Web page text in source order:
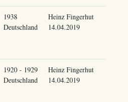
1938
Deutschland
Heinz Fingerhut
14.04.2019
1920 - 1929
Deutschland
Heinz Fingerhut
14.04.2019